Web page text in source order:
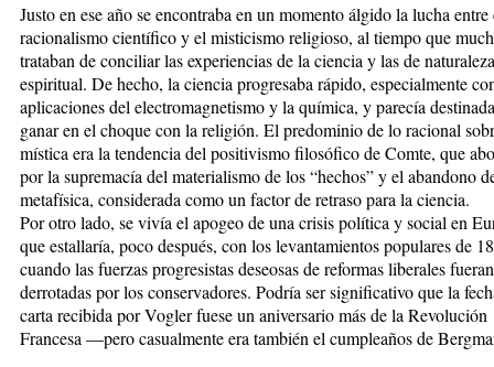
Justo en ese año se encontraba en un momento álgido la lucha entre
racionalismo científico y el misticismo religioso, al tiempo que
trataban de conciliar las experiencias de la ciencia y las de naturaleza
espiritual. De hecho, la ciencia progresaba rápido, especialmente
aplicaciones del electromagnetismo y la química, y parecía
ganar en el choque con la religión. El predominio de lo racional
mística era la tendencia del positivismo filosófico de Comte, que
por la supremacía del materialismo de los “hechos” y el abandono
metafísica, considerada como un factor de retraso para la ciencia.
Por otro lado, se vivía el apogeo de una crisis política y social en
que estallaría, poco después, con los levantamientos populares de
cuando las fuerzas progresistas deseosas de reformas liberales fueran
derrotadas por los conservadores. Podría ser significativo que la
carta recibida por Vogler fuese un aniversario más de la Revolución
Francesa —pero casualmente era también el cumpleaños de